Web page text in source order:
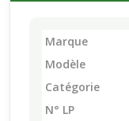
Marque
Modèle
Catégorie
N° LP